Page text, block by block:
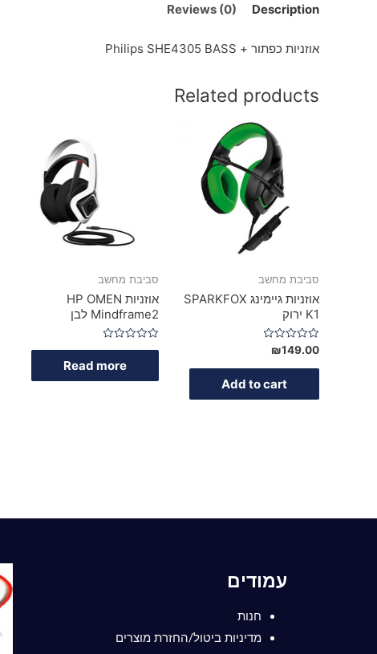
Description
Reviews (0)
אוזניות כפתור + Philips SHE4305 BASS
Related products
סביבת מחשב
אוזניות גיימינג SPARKFOX
K1 ירוק
Rated
0
out
₪149.00
Add to cart
סביבת מחשב
אוזניות HP OMEN
Mindframe2 לבן‬
Rated
Read more
עמודים
חנות
מדיניות ביטול/החזרת מוצרים